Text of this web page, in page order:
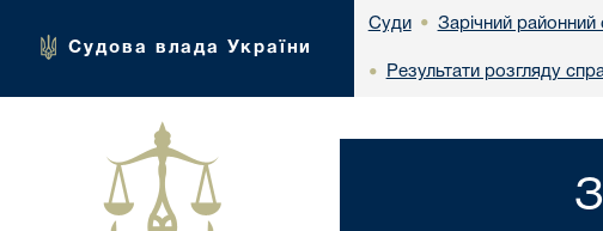
Судова влада України
Суди • Зарічний
• Результати розгляду